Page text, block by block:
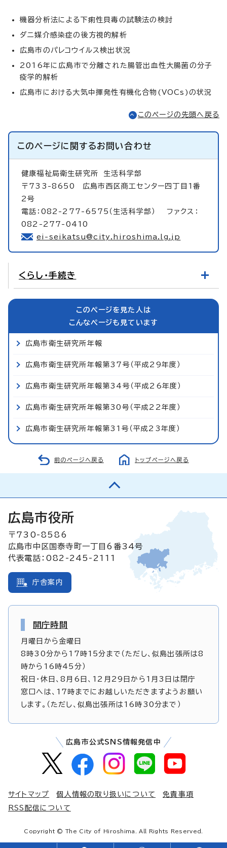
機器分析法による下痢性貝毒の試験法の検討
ダニ媒介感染症の後方視的解析
広島市のパレコウイルス検出状況
2016年に広島市で分離された腸管出血性大腸菌の分子
疫学的解析
広島市における大気中揮発性有機化合物(VOCs)の状況
このページの先頭へ戻る
このページに関するお問い合わせ
健康福祉局衛生研究所 生活科学部
〒733-8650 広島市西区商工センター四丁目1番
2号
電話：082-277-6575（生活科学部） ファクス：
082-277-0410
ei-seikatsu@city.hiroshima.lg.jp
くらし・手続き
このページを見た人は
こんなページも見ています
広島市衛生研究所年報
広島市衛生研究所年報第37号（平成29年度）
広島市衛生研究所年報第34号（平成26年度）
広島市衛生研究所年報第30号（平成22年度）
広島市衛生研究所年報第31号（平成23年度）
前のページへ戻る トップページへ戻る
広島市役所
〒730-8586
広島市中区国泰寺町一丁目6番34号
代表電話：082-245-2111
庁舎案内
開庁時間
月曜日から金曜日
8時30分から17時15分まで（ただし、似島出張所は8
時から16時45分）
祝日・休日、8月6日、12月29日から1月3日は閉庁
窓口へは、17時までにお越しいただきますようお願い
します。（ただし、似島出張所は16時30分まで）
広島市公式SNS情報発信中
サイトマップ 個人情報の取り扱いについて
免責事項
RSS配信について
Copyright © The City of Hiroshima. All Rights Reserved.